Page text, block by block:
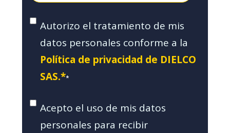
Autorizo el tratamiento de mis
datos personales conforme a la
Política de privacidad de DIELCO
SAS.**
Acepto el uso de mis datos
personales para recibir